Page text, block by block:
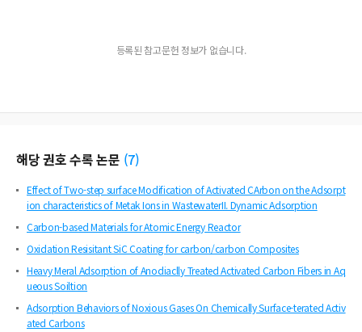
등록된 참고문헌 정보가 없습니다.
해당 권호 수록 논문 (7)
Effect of Two-step surface Modification of Activated CArbon on the Adsorpt
ion characteristics of Metak Ions in WastewaterII. Dynamic Adsorption
Carbon-based Materials for Atomic Energy Reactor
Oxidation Resisitant SiC Coating for carbon/carbon Composites
Heavy Meral Adsorption of Anodiaclly Treated Activated Carbon Fibers in Aq
ueous Soiltion
Adsorption Behaviors of Noxious Gases On Chemically Surface-terated Activ
ated Carbons